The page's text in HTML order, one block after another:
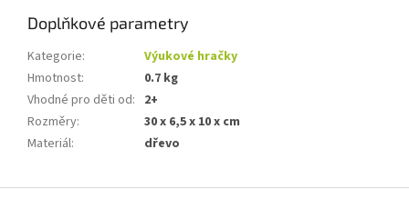
Doplňkové parametry
Kategorie:
Výukové hračky
Hmotnost:
0.7 kg
Vhodné pro děti od: 2+
Rozměry:
30 x 6,5 x 10 x cm
Materiál: dřevo